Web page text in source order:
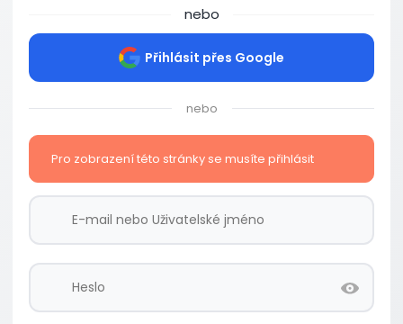
nebo
Přihlásit přes Google
nebo
Pro zobrazení této stránky se musíte přihlásit